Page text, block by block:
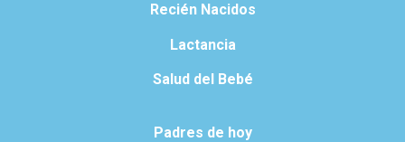
Recién Nacidos
Lactancia
Salud del Bebé
Padres de hoy